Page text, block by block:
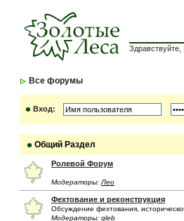
Здравствуйте,
Все форумы
Вход:
Общий Раздел
Ролевой Форум
Модераторы: Лео
Фехтование и реконструкция
Обсуждение фехтования,
Модераторы: gleb